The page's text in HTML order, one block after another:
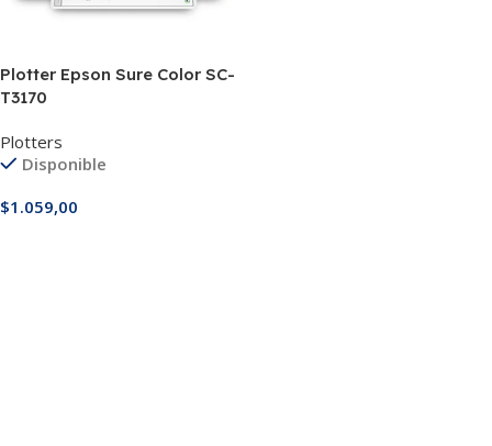
Plotter Epson Sure Color SC-
T3170
Plotters
Disponible
$1.059,00